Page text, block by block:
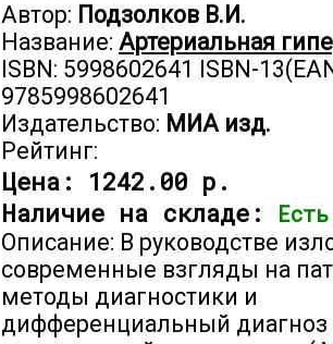
Автор: Подзолков В.И.
Название: Артериальная
ISBN: 5998602641 ISBN-
9785998602641
Издательство: МИА изд.
Рейтинг:
Цена: 1242.00 р.
Наличие на складе:
Есть
Описание: В руководстве
современные взгляды на
методы диагностики и
дифференциальный диагноз